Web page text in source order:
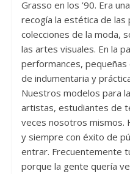
Grasso en los ’90. Era
recogía la estética de las
colecciones de la moda,
las artes visuales. En la
performances, pequeñas
de indumentaria y
Nuestros modelos para
artistas, estudiantes de
veces nosotros mismos.
y siempre con éxito de
entrar. Frecuentemente
porque la gente quería